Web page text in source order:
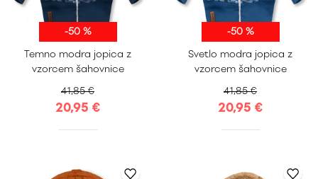
-50 %
Temno modra jopica z
vzorcem šahovnice
41,85 €
20,95 €
S M L
XL
XXL
-50 %
Svetlo modra jopica z
vzorcem šahovnice
41,85 €
20,95 €
S M L
XL
XXL